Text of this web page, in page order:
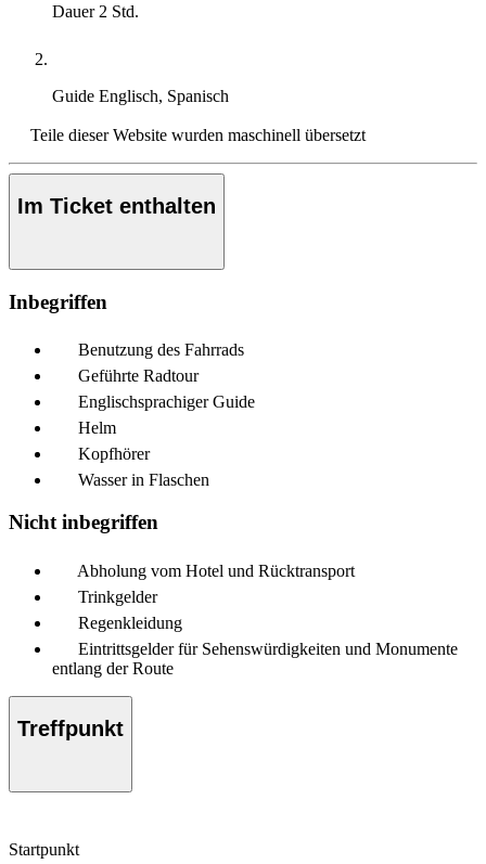
Dauer 2 Std.
Guide Englisch, Spanisch
Teile dieser Website wurden maschinell übersetzt
Im Ticket enthalten
Inbegriffen
Benutzung des Fahrrads
Geführte Radtour
Englischsprachiger Guide
Helm
Kopfhörer
Wasser in Flaschen
Nicht inbegriffen
Abholung vom Hotel und Rücktransport
Trinkgelder
Regenkleidung
Eintrittsgelder für Sehenswürdigkeiten und Monumente
entlang der Route
Treffpunkt
Startpunkt